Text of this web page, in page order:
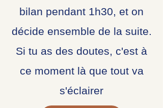
bilan pendant 1h30, et on
décide ensemble de la suite.
Si tu as des doutes, c'est à
ce moment là que tout va
s'éclairer